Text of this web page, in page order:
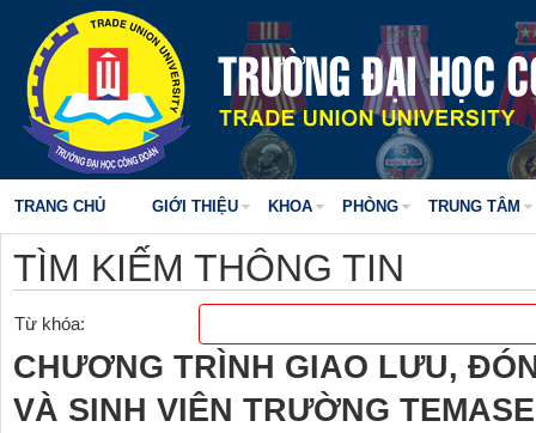
TRANG CHỦ GIỚI THIỆU KHOA PHÒNG TRUNG TÂM
TÌM KIẾM THÔNG TIN
Từ khóa:
CHƯƠNG TRÌNH GIAO LƯU,
VÀ SINH VIÊN TRƯỜNG